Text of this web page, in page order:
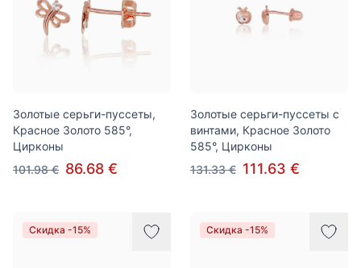
Золотые серьги-пуссеты,
Красное Золото 585°,
Цирконы
101.98 € 86.68 €
Золотые серьги-пуссеты с
винтами, Красное Золото
585°, Цирконы
131.33 € 111.63 €
Скидка -15% Скидка -15%